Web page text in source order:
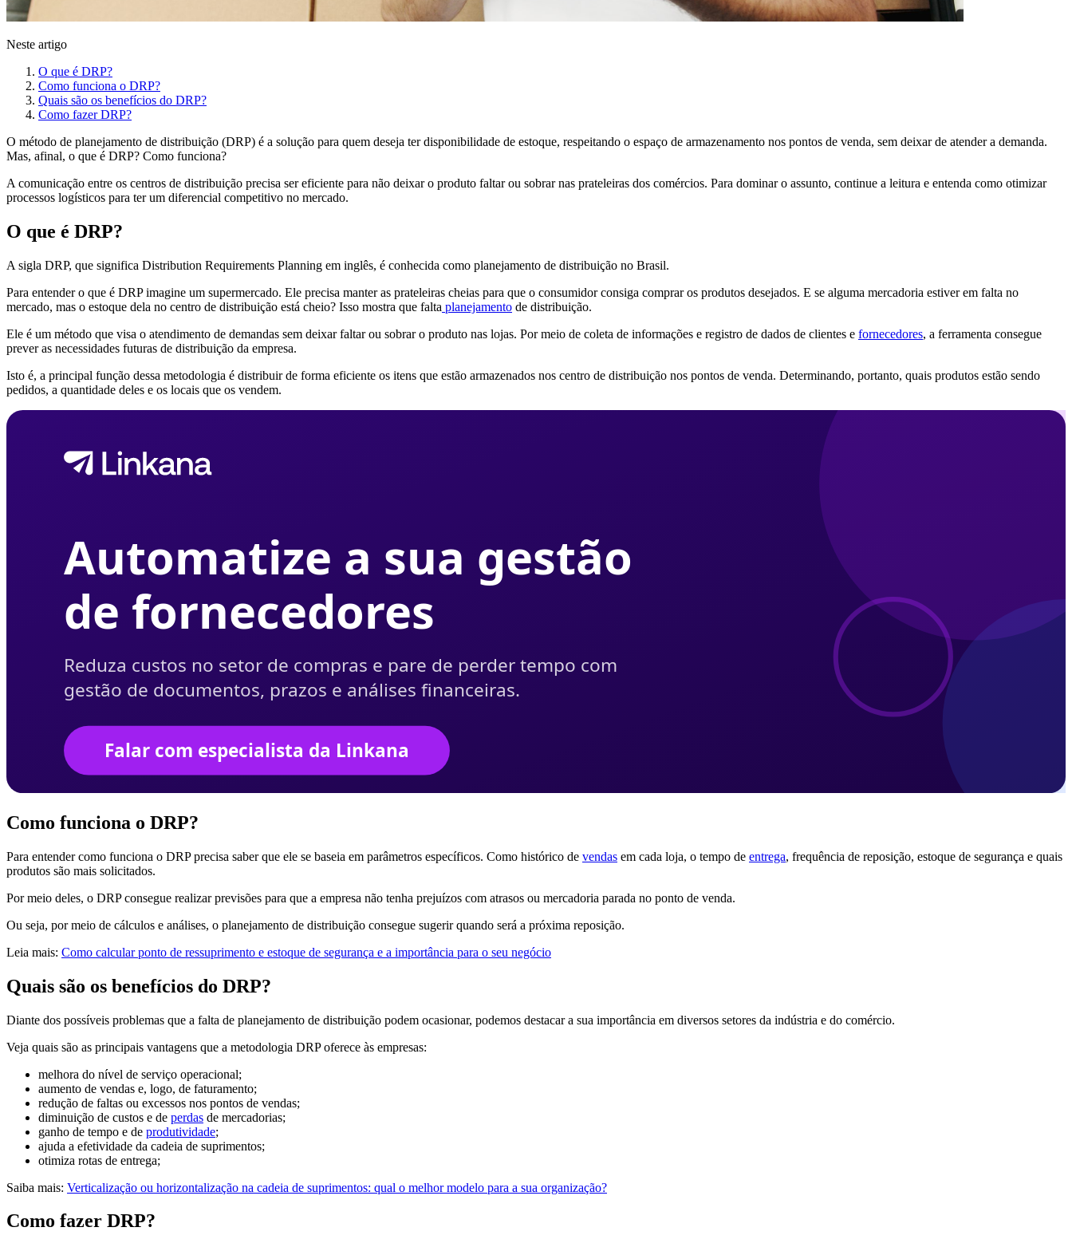
Neste artigo
O que é DRP?
Como funciona o DRP?
Quais são os benefícios do DRP?
Como fazer DRP?
O método de planejamento de distribuição (DRP) é a solução para quem deseja ter disponibilidade de estoque, respeitando o espaço de armazenamento nos pontos de venda, sem deixar de atender a demanda.
Mas, afinal, o que é DRP? Como funciona?
A comunicação entre os centros de distribuição precisa ser eficiente para não deixar o produto faltar ou sobrar nas prateleiras dos comércios. Para dominar o assunto, continue a leitura e entenda como otimizar
processos logísticos para ter um diferencial competitivo no mercado.
O que é DRP?
A sigla DRP, que significa Distribution Requirements Planning em inglês, é conhecida como planejamento de distribuição no Brasil.
Para entender o que é DRP imagine um supermercado. Ele precisa manter as prateleiras cheias para que o consumidor consiga comprar os produtos desejados. E se alguma mercadoria estiver em falta no
mercado, mas o estoque dela no centro de distribuição está cheio? Isso mostra que falta planejamento de distribuição.
Ele é um método que visa o atendimento de demandas sem deixar faltar ou sobrar o produto nas lojas. Por meio de coleta de informações e registro de dados de clientes e fornecedores, a ferramenta consegue
prever as necessidades futuras de distribuição da empresa.
Isto é, a principal função dessa metodologia é distribuir de forma eficiente os itens que estão armazenados nos centro de distribuição nos pontos de venda. Determinando, portanto, quais produtos estão sendo
pedidos, a quantidade deles e os locais que os vendem.
Como funciona o DRP?
Para entender como funciona o DRP precisa saber que ele se baseia em parâmetros específicos. Como histórico de vendas em cada loja, o tempo de entrega, frequência de reposição, estoque de segurança e quais
produtos são mais solicitados.
Por meio deles, o DRP consegue realizar previsões para que a empresa não tenha prejuízos com atrasos ou mercadoria parada no ponto de venda.
Ou seja, por meio de cálculos e análises, o planejamento de distribuição consegue sugerir quando será a próxima reposição.
Leia mais: Como calcular ponto de ressuprimento e estoque de segurança e a importância para o seu negócio
Quais são os benefícios do DRP?
Diante dos possíveis problemas que a falta de planejamento de distribuição podem ocasionar, podemos destacar a sua importância em diversos setores da indústria e do comércio.
Veja quais são as principais vantagens que a metodologia DRP oferece às empresas:
melhora do nível de serviço operacional;
aumento de vendas e, logo, de faturamento;
redução de faltas ou excessos nos pontos de vendas;
diminuição de custos e de perdas de mercadorias;
ganho de tempo e de produtividade;
ajuda a efetividade da cadeia de suprimentos;
otimiza rotas de entrega;
Saiba mais: Verticalização ou horizontalização na cadeia de suprimentos: qual o melhor modelo para a sua organização?
Como fazer DRP?